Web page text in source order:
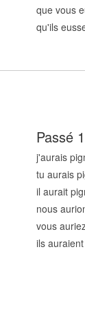
que vous
qu'ils
Passé
j'aurais
tu aurais
il aurait
nous
vous
ils